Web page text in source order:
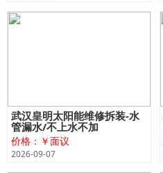
武汉皇明太阳能维修拆装-水
管漏水/不上水不加
价格：￥面议
2026-09-07